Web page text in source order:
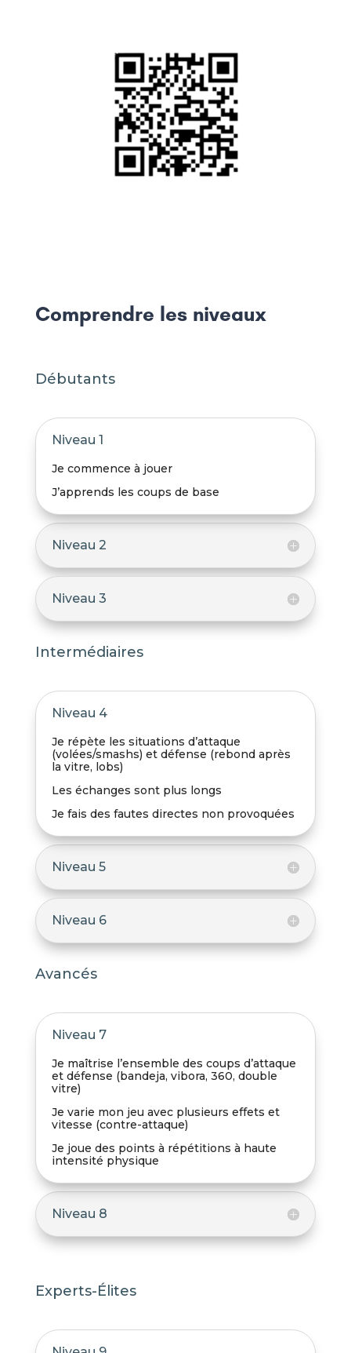
Comprendre les niveaux
Débutants
Niveau 1
Je commence à jouer
J’apprends les coups de base
Niveau 2
Niveau 3
Intermédiaires
Niveau 4
Je répète les situations d’attaque
(volées/smashs) et défense (rebond après
la vitre, lobs)
Les échanges sont plus longs
Je fais des fautes directes non provoquées
Niveau 5
Niveau 6
Avancés
Niveau 7
Je maîtrise l’ensemble des coups d’attaque
et défense (bandeja, vibora, 360, double
vitre)
Je varie mon jeu avec plusieurs effets et
vitesse (contre-attaque)
Je joue des points à répétitions à haute
intensité physique
Niveau 8
Experts-Élites